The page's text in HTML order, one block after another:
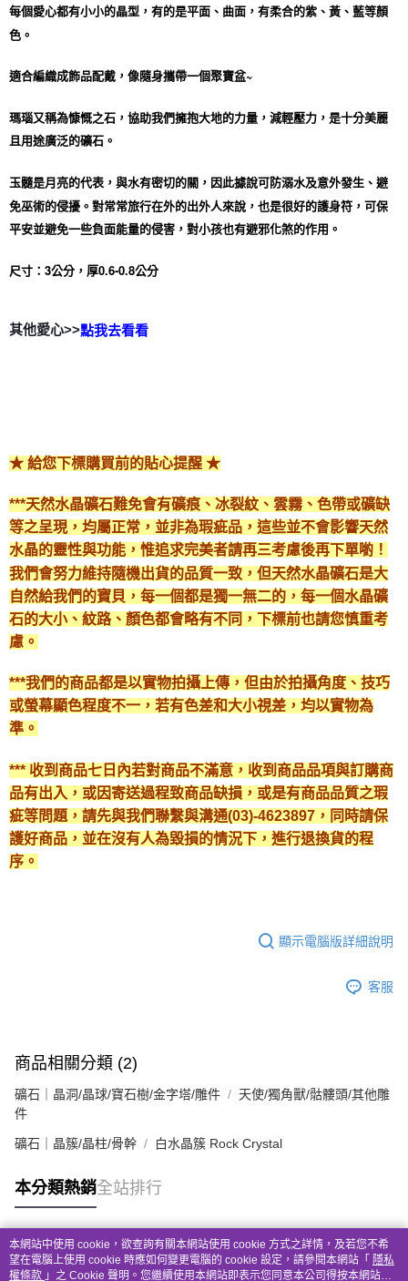
賣家宅配幫您送（台灣）
每筆NT$80，滿NT$3,000(含以上)免運費
郵局幫你送（離島）
付款後門市自取
每個愛心都有小小的晶型，有的是平面、曲面，有柔合的紫、黃、藍等顏
色。
適合編織成飾品配戴，像隨身攜帶一個聚寶盆~
瑪瑙又稱為慷慨之石，協助我們擁抱大地的力量，減輕壓力，是十分美麗
且用途廣泛的礦石。
玉髓是月亮的代表，與水有密切的關，因此據說可防溺水及意外發生、避
免巫術的侵擾。對常常旅行在外的出外人來說，也是很好的護身符，可保
平安並避免一些負面能量的侵害，對小孩也有避邪化煞的作用。
尺寸：3公分，厚0.6-0.8公分
其他愛心>>點我去看看
★ 給您下標購買前的貼心提醒 ★
***天然水晶礦石難免會有礦痕、冰裂紋、雲霧、色帶或礦缺
等之呈現，均屬正常，並非為瑕疵品，這些並不會影響天然
水晶的靈性與功能，惟追求完美者請再三考慮後再下單喲！
我們會努力維持隨機出貨的品質一致，但天然水晶礦石是大
自然給我們的寶貝，每一個都是獨一無二的，每一個水晶礦
石的大小、紋路、顏色都會略有不同，下標前也請您慎重考
慮。
***我們的商品都是以實物拍攝上傳，但由於拍攝角度、技巧
或螢幕顯色程度不一，若有色差和大小視差，均以實物為
準。
*** 收到商品七日內若對商品不滿意，收到商品品項與訂購商
品有出入，或因寄送過程致商品缺損，或是有商品品質之瑕
疵等問題，請先與我們聯繫與溝通(03)-4623897，同時請保
護好商品，並在沒有人為毀損的情況下，進行退換貨的程
序。
顯示電腦版詳細說明
客服
商品相關分類 (2)
礦石｜晶洞/晶球/寶石樹/金字塔/雕件
天使/獨角獸/骷髏頭/其他雕
件
礦石｜晶簇/晶柱/骨幹 白水晶簇 Rock Crystal
本分類熱銷全站排行
熱門標籤
本網站中使用 cookie，欲查詢有關本網站使用 cookie 方式之詳情，及若您不希
望在電腦上使用 cookie 時應如何變更電腦的 cookie 設定，請參閱本網站「 隱私
權條款 」之 Cookie 聲明。您繼續使用本網站即表示您同意本公司得按本網站使